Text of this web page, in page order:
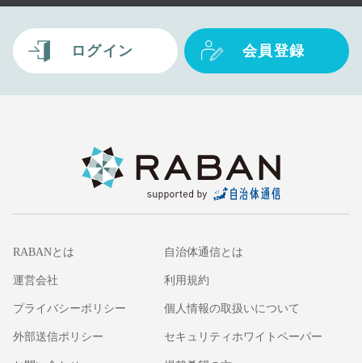
ログイン 会員登録
RABANとは 自治体通信とは
運営会社 利用規約
プライバシーポリシー 個人情報の取扱いについて
外部送信ポリシー セキュリティホワイトペーパー